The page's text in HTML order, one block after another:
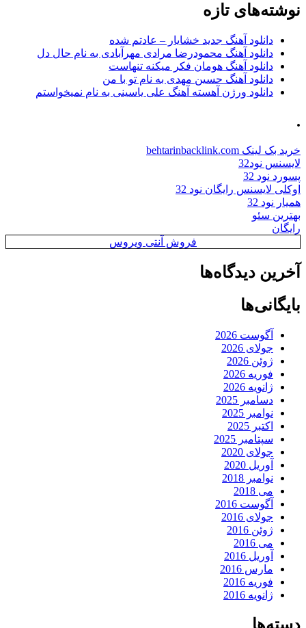
نوشته‌های تازه
دانلود آهنگ جدید خشایار – عادتم شده
دانلود آهنگ محمودرضا مرادی مهرآبادی به نام حال دل
دانلود آهنگ هومان فکر میکنه تنهاست
دانلود آهنگ حسین مهدی به نام تو با من
دانلود ورژن آهسته آهنگ علی یاسینی به نام نمیخواستم
.
خرید بک لینک behtarinbacklink.com
لایسنس نود32
پسورد نود 32
اوکلی لایسنس رایگان نود 32
همیار نود 32
بهترین سئو
رایگان
فروش آنتی ویروس
آخرین دیدگاه‌ها
بایگانی‌ها
آگوست 2026
جولای 2026
ژوئن 2026
فوریه 2026
ژانویه 2026
دسامبر 2025
نوامبر 2025
اکتبر 2025
سپتامبر 2025
جولای 2020
آوریل 2020
نوامبر 2018
می 2018
آگوست 2016
جولای 2016
ژوئن 2016
می 2016
آوریل 2016
مارس 2016
فوریه 2016
ژانویه 2016